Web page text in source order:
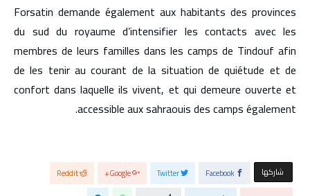
Forsatin demande également aux habitants des provinces
du sud du royaume d’intensifier les contacts avec les
membres de leurs familles dans les camps de Tindouf afin
de les tenir au courant de la situation de quiétude et de
confort dans laquelle ils vivent, et qui demeure ouverte et
accessible aux sahraouis des camps également.
‫‫ شاركها‬ Facebook
Twitter
Google+
Reddit